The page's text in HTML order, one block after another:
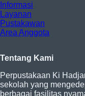
Informasi
Layanan
Pustakawan
Area Anggota
Tentang Kami
Perpustakaan Ki
sekolah yang
berbagai fasilitas